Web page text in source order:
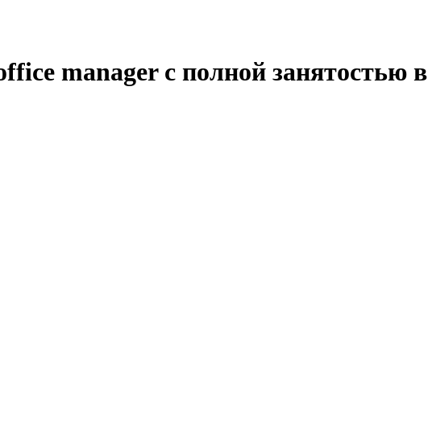
manager с полной занятостью